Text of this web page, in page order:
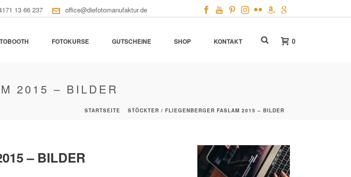
13 66 237 office@diefotomanufaktur.de
FOTOKURSE GUTSCHEINE SHOP KONTAKT 0
2015 – BILDER
STARTSEITE STÖCKTER / FLIEGENBERGER FASLAM 2015 – BILDER
– BILDER